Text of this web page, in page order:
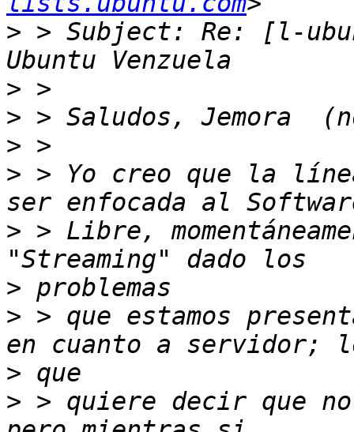
> > Subject: Re: [l-
>
>
>
> > Yo creo que la
> > Libre,
>
> > que estamos
>
> > quiere decir que